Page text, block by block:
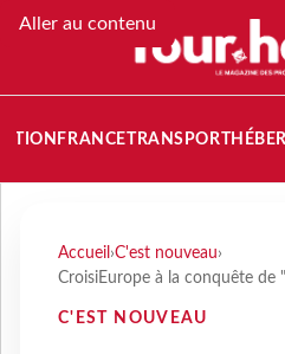
Aller au contenu
FRANCETRANSPORT
Accueil ›C'est nouveau›
CroisiEurope à la conquête de
C'EST NOUVEAU